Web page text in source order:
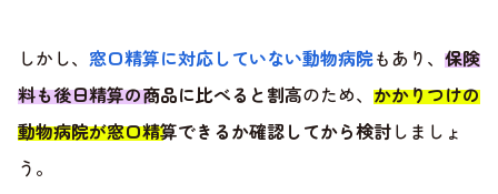
しかし、 窓口精算に対応していない動物病院もあり、 保険
料も後日精算の商品に比べると割高のため、 かかりつけの
動物病院が窓口精算できるか確認してから検討しましょ
う。